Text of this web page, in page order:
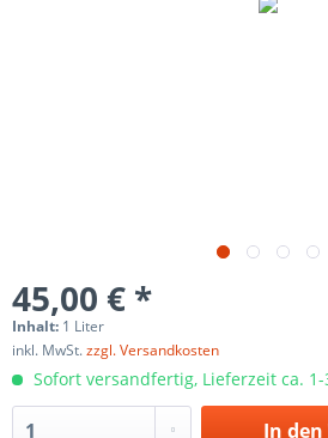
45,00 € *
Inhalt: 1 Liter
inkl. MwSt.zzgl. Versandkosten
Sofort versandfertig, Lieferzeit ca. 1-
In den